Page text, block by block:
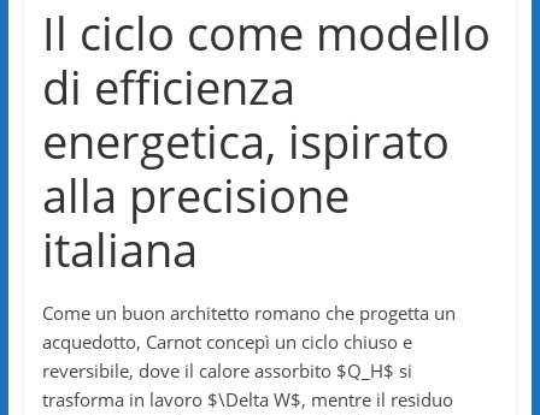
Il ciclo come modello
di efficienza
energetica, ispirato
alla precisione
italiana
Come un buon architetto romano che progetta un
acquedotto, Carnot concepì un ciclo chiuso e
reversibile, dove il calore assorbito $Q_H$ si
trasforma in lavoro $\Delta W$, mentre il residuo